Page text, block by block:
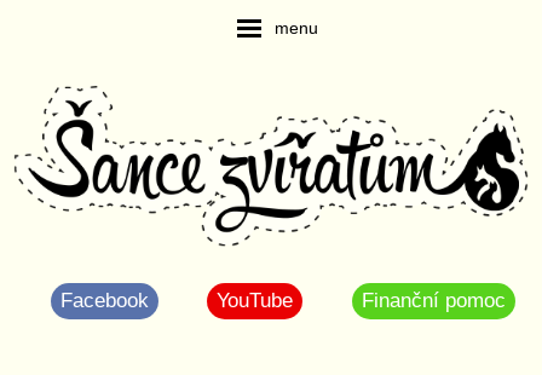
menu
Facebook YouTube Finanční pomoc